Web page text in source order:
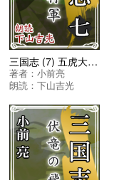
三国志 (7) 五虎大将軍
著者：小前亮
朗読：下山吉光